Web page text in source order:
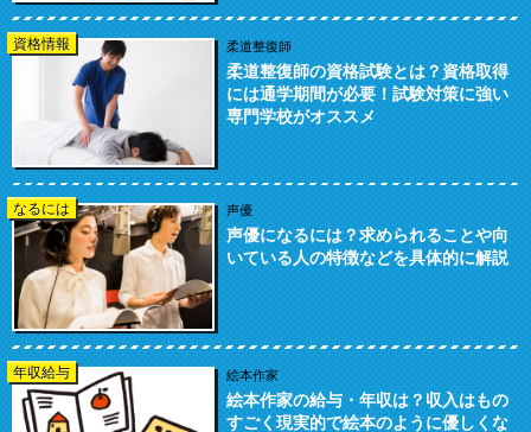
資格情報 柔道整復師
柔道整復師の資格試験とは？資格取得
には通学期間が必要！試験対策に強い
専門学校がオススメ
なるには 声優
声優になるには？求められることや向
いている人の特徴などを具体的に解説
年収給与 絵本作家
絵本作家の給与・年収は？収入はもの
すごく現実的で絵本のように優しくな